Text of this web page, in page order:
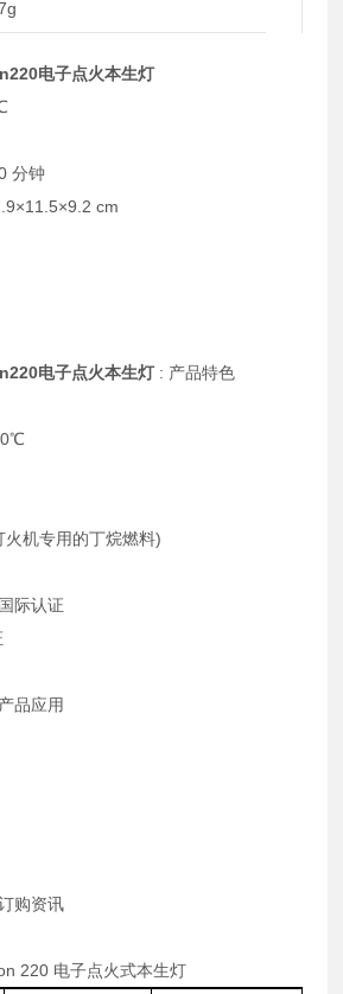
电子点火本生灯
分钟
cm
电子点火本生灯 : 产品特色
机专用的丁烷燃料)
际认证
品应用
购资讯
220 电子点火式本生灯